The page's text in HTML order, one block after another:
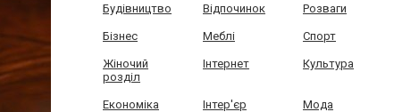
Будівництво Відпочинок Розваги
Бізнес Меблі Спорт
Жіночий
розділ
Інтернет Культура
Економіка Інтер'єр Мода